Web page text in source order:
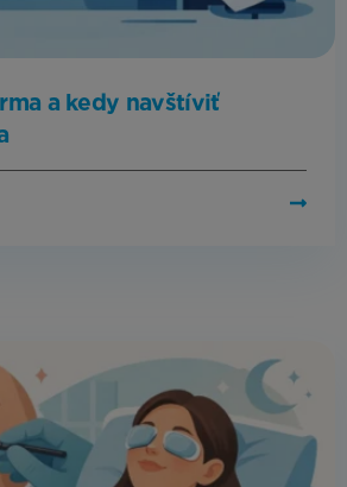
a kedy navštíviť